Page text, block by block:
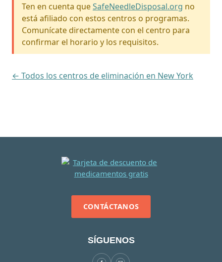
Ten en cuenta queSafeNeedleDisposal.org no
está afiliado con estos centros o programas.
Comunícate directamente con el centro para
confirmar el horario y los requisitos.
← Todos los centros de eliminación en New York
CONTÁCTANOS
SÍGUENOS